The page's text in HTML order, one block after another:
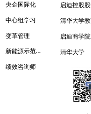
央企国际化
中心组学习
变革管理
新能源示范城市
绩效咨询师
启迪商学院
清华大学